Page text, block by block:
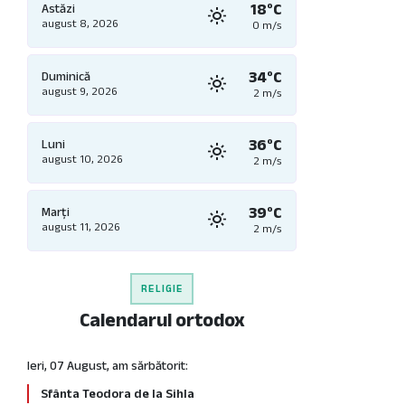
Astăzi
august 8, 2026
18°C
0 m/s
Duminică
august 9, 2026
34°C
2 m/s
Luni
august 10, 2026
36°C
2 m/s
Marți
august 11, 2026
39°C
2 m/s
RELIGIE
Calendarul ortodox
Ieri, 07 August, am sărbătorit:
Sfânta Teodora de la Sihla